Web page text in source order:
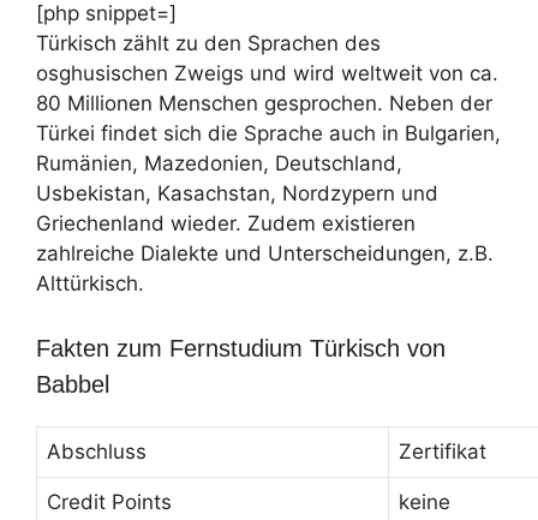
[php snippet=]
Türkisch zählt zu den Sprachen des
osghusischen Zweigs und wird weltweit von ca.
80 Millionen Menschen gesprochen. Neben der
Türkei findet sich die Sprache auch in Bulgarien,
Rumänien, Mazedonien, Deutschland,
Usbekistan, Kasachstan, Nordzypern und
Griechenland wieder. Zudem existieren
zahlreiche Dialekte und Unterscheidungen, z.B.
Alttürkisch.
Fakten zum Fernstudium Türkisch von
Babbel
Abschluss Zertifikat
Credit Points keine